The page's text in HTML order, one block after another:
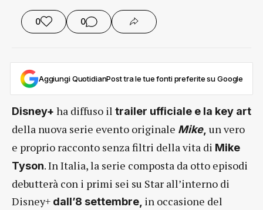
0 0
Aggiungi QuotidianPost tra le tue fonti preferite su Google
Disney+ ha diffuso il trailer ufficiale e la key art
della nuova serie evento originale Mike, un vero
e proprio racconto senza filtri della vita di Mike
Tyson. In Italia, la serie composta da otto episodi
debutterà con i primi sei su Star all’interno di
Disney+ dall’8 settembre, in occasione del